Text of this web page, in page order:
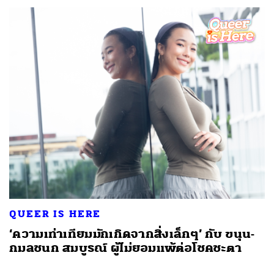
QUEER IS HERE
‘ความเท่าเทียมมักเกิดจากสิ่งเล็กๆ’ กับ ขนุน-
กมลชนก สมบูรณ์ ผู้ไม่ยอมแพ้ต่อโชคชะตา